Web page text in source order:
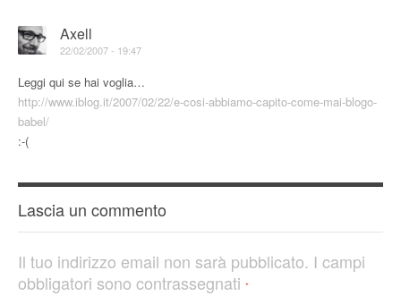
Axell
22/02/2007 - 19:47
Leggi qui se hai voglia…
http://www.iblog.it/2007/02/22/e-cosi-abbiamo-capito-come-mai-blogo-
babel/
:-(
Lascia un commento
Il tuo indirizzo email non sarà pubblicato. I campi
obbligatori sono contrassegnati *